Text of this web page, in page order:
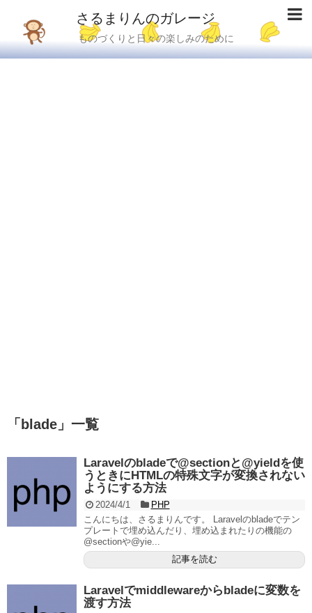
さるまりんのガレージ
ものづくりと日々の楽しみのために
「 blade 」 一覧
Laravelのbladeで@sectionと@yieldを使
うときにHTMLの特殊文字が変換されない
ようにする方法
2024/4/1
PHP
こんにちは、さるまりんです。 Laravelのbladeでテン
プレートで埋め込んだり、埋め込まれたりの機能の
@sectionや@yie...
記事を読む
Laravelでmiddlewareからbladeに変数を
渡す方法